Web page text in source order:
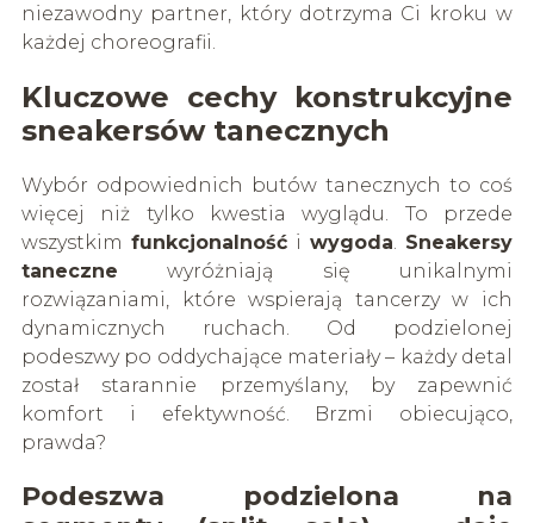
niezawodny partner, który dotrzyma Ci kroku w
każdej choreografii.
Kluczowe cechy konstrukcyjne
sneakersów tanecznych
Wybór odpowiednich butów tanecznych to coś
więcej niż tylko kwestia wyglądu. To przede
wszystkim funkcjonalnośćiwygoda. Sneakersy
taneczne wyróżniają się unikalnymi
rozwiązaniami, które wspierają tancerzy w ich
dynamicznych ruchach. Od podzielonej
podeszwy po oddychające materiały – każdy detal
został starannie przemyślany, by zapewnić
komfort i efektywność. Brzmi obiecująco,
prawda?
Podeszwa podzielona na